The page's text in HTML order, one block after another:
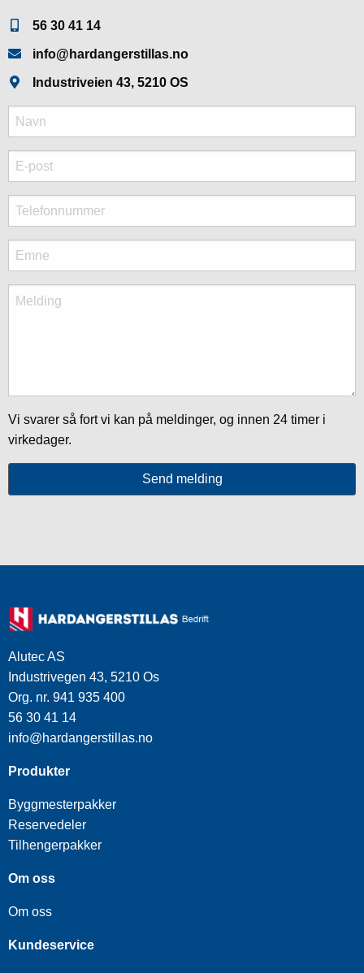
56 30 41 14
info@hardangerstillas.no
Industriveien 43, 5210 OS
Vi svarer så fort vi kan på meldinger, og innen 24 timer i
virkedager.
Alutec AS
Industrivegen 43, 5210 Os
Org. nr. 941 935 400
56 30 41 14
info@hardangerstillas.no
Produkter
Byggmesterpakker
Reservedeler
Tilhengerpakker
Om oss
Om oss
Kundeservice